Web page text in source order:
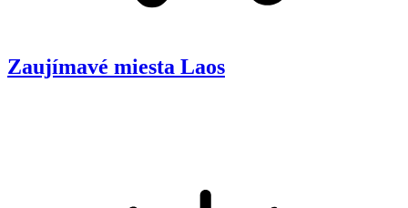
Zaujímavé miesta Laos